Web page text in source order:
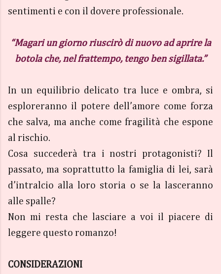
sentimenti e con il dovere professionale.
“Magari un giorno riuscirò di nuovo ad aprire la
botola che, nel frattempo, tengo ben sigillata.”
In un equilibrio delicato tra luce e ombra, si
esploreranno il potere dell’amore come forza
che salva, ma anche come fragilità che espone
al rischio.
Cosa succederà tra i nostri protagonisti? Il
passato, ma soprattutto la famiglia di lei, sarà
d’intralcio alla loro storia o se la lasceranno
alle spalle?
Non mi resta che lasciare a voi il piacere di
leggere questo romanzo!
CONSIDERAZIONI